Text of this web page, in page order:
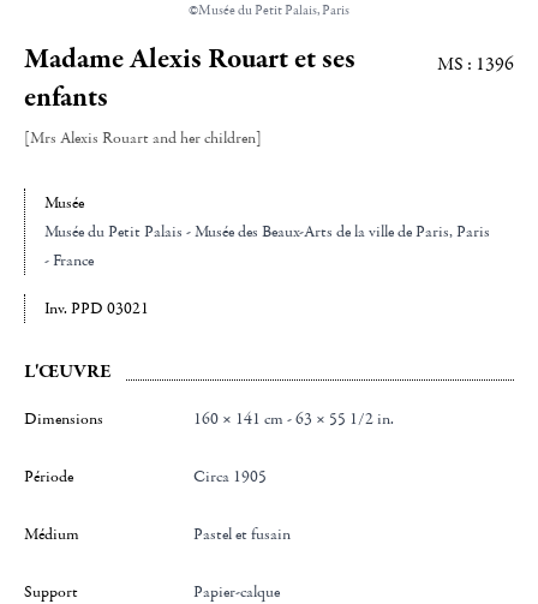
©Musée du Petit Palais, Paris
Madame Alexis Rouart et ses
enfants
[Mrs Alexis Rouart and her children]
MS : 1396
Musée
Musée du Petit Palais - Musée des Beaux-Arts de la ville de Paris, Paris
- France
Inv. PPD 03021
L'ŒUVRE
Dimensions 160 × 141 cm - 63 × 55 1/2 in.
Période Circa 1905
Médium Pastel et fusain
Support Papier-calque